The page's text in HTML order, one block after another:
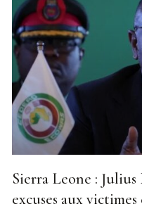
Sierra Leone : Julius
excuses aux